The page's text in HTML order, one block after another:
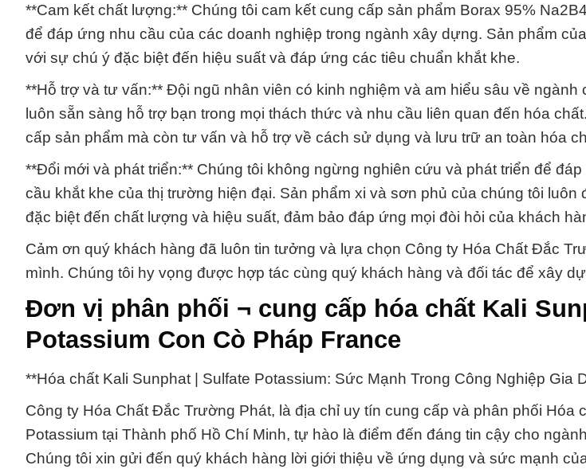
**Cam kết chất lượng:** Chúng tôi cam kết cung cấp sản phẩm Borax 95%
để đáp ứng nhu cầu của các doanh nghiệp trong ngành xây dựng. Sản phẩm
với sự chú ý đặc biệt đến hiệu suất và đáp ứng các tiêu chuẩn khắt khe.
**Hỗ trợ và tư vấn:** Đội ngũ nhân viên có kinh nghiệm và am hiểu sâu về ngành
luôn sẵn sàng hỗ trợ bạn trong mọi thách thức và nhu cầu liên quan đến hóa
cấp sản phẩm mà còn tư vấn và hỗ trợ về cách sử dụng và lưu trữ an toàn hóa
**Đổi mới và phát triển:** Chúng tôi không ngừng nghiên cứu và phát triển để
cầu khắt khe của thị trường hiện đại. Sản phẩm xi và sơn phủ của chúng tôi
đặc biệt đến chất lượng và hiệu suất, đảm bảo đáp ứng mọi đòi hỏi của khách
Cảm ơn quý khách hàng đã luôn tin tưởng và lựa chọn Công ty Hóa Chất Đắc
mình. Chúng tôi hy vọng được hợp tác cùng quý khách hàng và đối tác để xây
Đơn vị phân phối ¬ cung cấp hóa chất Kali
Potassium Con Cò Pháp France
**Hóa chất Kali Sunphat | Sulfate Potassium: Sức Mạnh Trong Công Nghiệp Gia
Công ty Hóa Chất Đắc Trường Phát, là địa chỉ uy tín cung cấp và phân phối Hóa
Potassium tại Thành phố Hồ Chí Minh, tự hào là điểm đến đáng tin cậy cho
Chúng tôi xin gửi đến quý khách hàng lời giới thiệu về ứng dụng và sức mạnh